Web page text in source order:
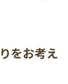
をお考え